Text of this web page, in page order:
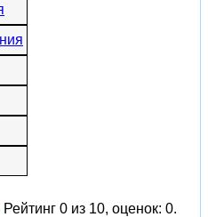
Рейтинг 0 из 10, оценок: 0.